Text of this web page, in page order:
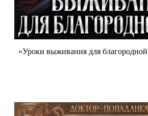
«Уроки выживания для